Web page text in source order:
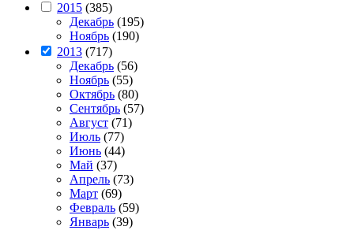
2015 (385)
Декабрь (195)
Ноябрь (190)
2013 (717)
Декабрь (56)
Ноябрь (55)
Октябрь (80)
Сентябрь (57)
Август (71)
Июль (77)
Июнь (44)
Май (37)
Апрель (73)
Март (69)
Февраль (59)
Январь (39)